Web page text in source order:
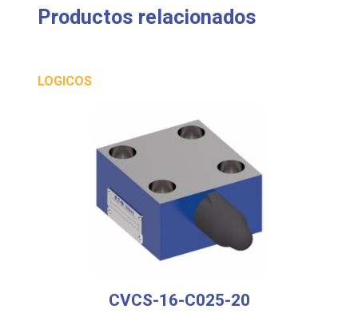
Productos relacionados
LOGICOS
CVCS-16-C025-20